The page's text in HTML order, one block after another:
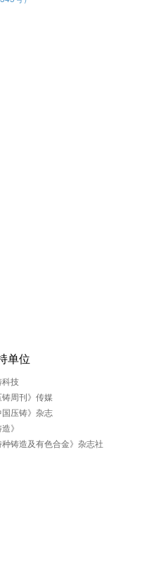
单位
科技
铸周刊》传媒
国压铸》杂志
造》
种铸造及有色合金》杂志社